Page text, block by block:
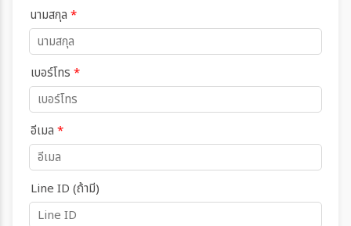
นามสกุล *
เบอร์โทร *
อีเมล *
Line ID (ถ้ามี)